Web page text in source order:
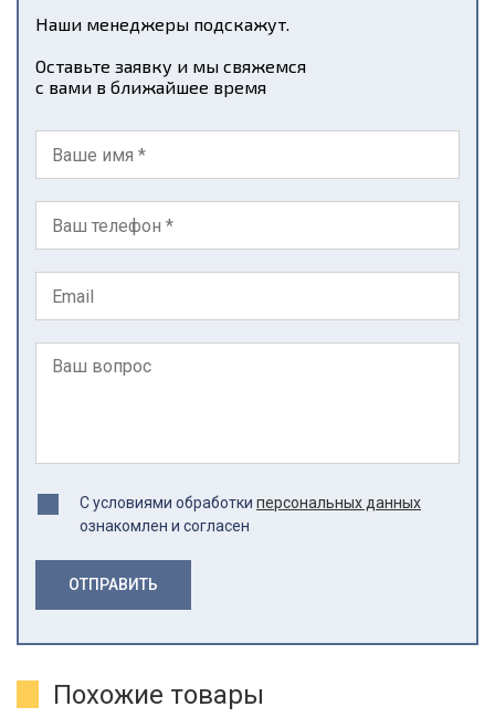
Наши менеджеры подскажут.
Оставьте заявку и мы свяжемся
с вами в ближайшее время
С условиями обработки персональных данных
ознакомлен и согласен
ОТПРАВИТЬ
Похожие товары